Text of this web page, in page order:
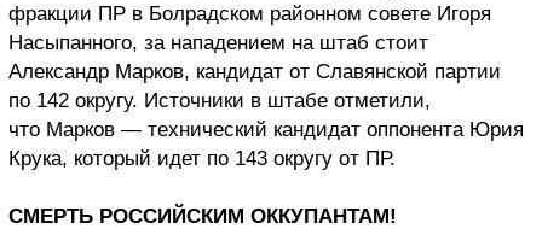
фракции ПР в Болрадском районном совете Игоря
Насыпанного, за нападением на штаб стоит
Александр Марков, кандидат от Славянской партии
по 142 округу. Источники в штабе отметили,
что Марков — технический кандидат оппонента Юрия
Крука, который идет по 143 округу от ПР.
СМЕРТЬ РОССИЙСКИМ ОККУПАНТАМ!